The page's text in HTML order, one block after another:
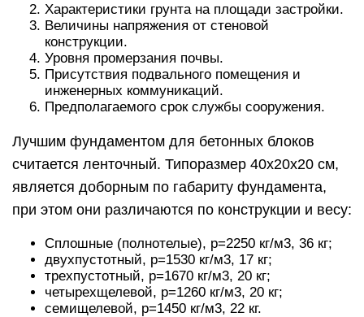
Характеристики грунта на площади застройки.
Величины напряжения от стеновой
конструкции.
Уровня промерзания почвы.
Присутствия подвального помещения и
инженерных коммуникаций.
Предполагаемого срок службы сооружения.
Лучшим фундаментом для бетонных блоков
считается ленточный. Типоразмер 40х20х20 см,
является доборным по габариту фундамента,
при этом они различаются по конструкции и весу:
Сплошные (полнотелые), р=2250 кг/м3, 36 кг;
двухпустотный, р=1530 кг/м3, 17 кг;
трехпустотный, р=1670 кг/м3, 20 кг;
четырехщелевой, р=1260 кг/м3, 20 кг;
семищелевой, р=1450 кг/м3, 22 кг.